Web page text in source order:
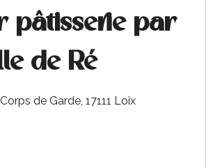
pâtisserie par
de Ré
de Garde, 17111 Loix